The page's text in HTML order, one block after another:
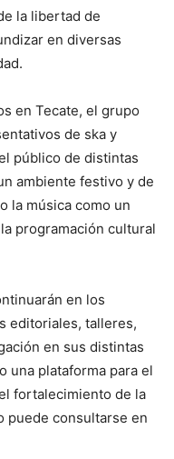
la libertad de
en diversas
en Tecate, el grupo
de ska y
público de distintas
ambiente festivo y de
la música como un
programación cultural
en los
editoriales, talleres,
en sus distintas
una plataforma para el
fortalecimiento de la
puede consultarse en